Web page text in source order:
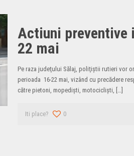
Actiuni preventive
22 mai
Pe raza judeţului Sălaj, poliţiştii rutieri vor
perioada 16-22 mai, vizând cu precădere
către pietoni, mopedişti, motociclişti, […]
Iti place? 0